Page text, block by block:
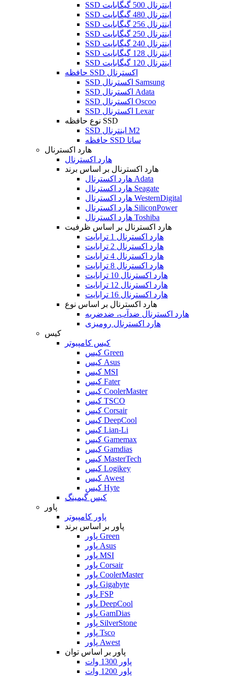
SSD اینترنال 500 گیگابایت
SSD اینترنال 480 گیگابایت
SSD اینترنال 256 گیگابایت
SSD اینترنال 250 گیگابایت
SSD اینترنال 240 گیگابایت
SSD اینترنال 128 گیگابایت
SSD اینترنال 120 گیگابایت
حافظه SSD اکسترنال
SSD اکسترنال Samsung
SSD اکسترنال Adata
SSD اکسترنال Oscoo
SSD اکسترنال Lexar
نوع حافظه SSD
SSD اینترنال M2
حافظه SSD ساتا
هارد اکسترنال
هارد اکسترنال
هارد اکسترنال بر اساس برند
هارد اکسترنال Adata
هارد اکسترنال Seagate
هارد اکسترنال WesternDigital
هارد اکسترنال SiliconPower
هارد اکسترنال Toshiba
هارد اکسترنال بر اساس ظرفیت
هارد اکسترنال 1 ترابایت
هارد اکسترنال 2 ترابایت
هارد اکسترنال 4 ترابایت
هارد اکسترنال 8 ترابایت
هارد اکسترنال 10 ترابایت
هارد اکسترنال 12 ترابایت
هارد اکسترنال 16 ترابایت
هارد اکسترنال بر اساس نوع
هارد اکسترنال ضدآب، ضدضربه
هارد اکسترنال رومیزی
کیس
کیس کامپیوتر
کیس Green
کیس Asus
کیس MSI
کیس Fater
کیس CoolerMaster
کیس TSCO
کیس Corsair
کیس DeepCool
کیس Lian-Li
کیس Gamemax
کیس Gamdias
کیس MasterTech
کیس Logikey
کیس Awest
کیس Hyte
کیس گیمینگ
پاور
پاور کامپیوتر
پاور بر اساس برند
پاور Green
پاور Asus
پاور MSI
پاور Corsair
پاور CoolerMaster
پاور Gigabyte
پاور FSP
پاور DeepCool
پاور GamDias
پاور SilverStone
پاور Tsco
پاور Awest
پاور بر اساس توان
پاور 1300 وات
پاور 1200 وات